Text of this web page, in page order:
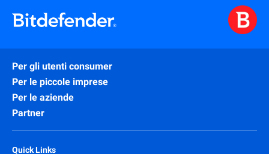
Per gli utenti consumer
Per le piccole imprese
Per le aziende
Partner
Quick Links